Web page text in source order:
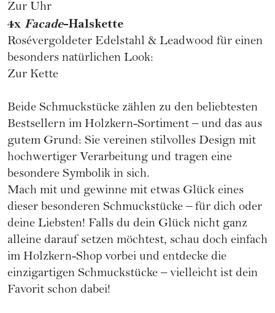
Zur Uhr
4x Facade-Halskette
Rosévergoldeter Edelstahl & Leadwood für einen
besonders natürlichen Look:
Zur Kette
Beide Schmuckstücke zählen zu den beliebtesten
Bestsellern im Holzkern-Sortiment – und das aus
gutem Grund: Sie vereinen stilvolles Design mit
hochwertiger Verarbeitung und tragen eine
besondere Symbolik in sich.
Mach mit und gewinne mit etwas Glück eines
dieser besonderen Schmuckstücke – für dich oder
deine Liebsten! Falls du dein Glück nicht ganz
alleine darauf setzen möchtest, schau doch einfach
im Holzkern-Shop vorbei und entdecke die
einzigartigen Schmuckstücke – vielleicht ist dein
Favorit schon dabei!